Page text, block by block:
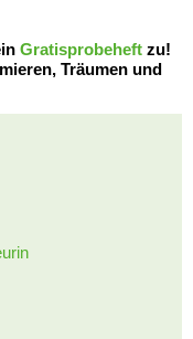
Gratisprobeheft zu!
Träumen und